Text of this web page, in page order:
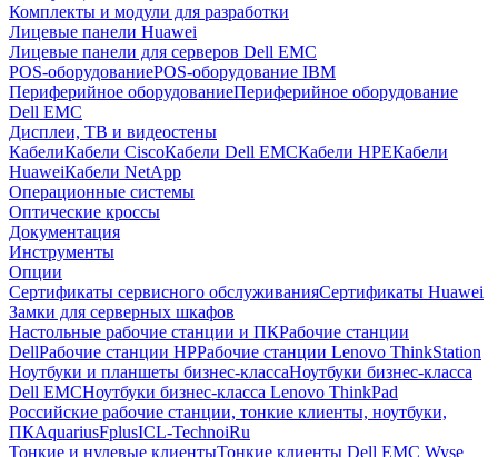
Комплекты и модули для разработки
Лицевые панели Huawei
Лицевые панели для серверов Dell EMC
POS-оборудованиеPOS-оборудование IBM
Периферийное оборудованиеПериферийное оборудование
Dell EMC
Дисплеи, ТВ и видеостены
КабелиКабели CiscoКабели Dell EMCКабели HPEКабели
HuaweiКабели NetApp
Операционные системы
Оптические кроссы
Документация
Инструменты
Опции
Сертификаты сервисного обслуживанияСертификаты Huawei
Замки для серверных шкафов
Настольные рабочие станции и ПКРабочие станции
DellРабочие станции HPРабочие станции Lenovo ThinkStation
Ноутбуки и планшеты бизнес-классаНоутбуки бизнес-класса
Dell EMCНоутбуки бизнес-класса Lenovo ThinkPad
Российские рабочие станции, тонкие клиенты, ноутбуки,
ПКAquariusFplusICL-TechnoiRu
Тонкие и нулевые клиентыТонкие клиенты Dell EMC Wyse